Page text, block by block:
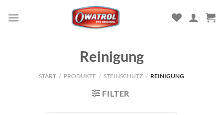
Inhalt
Reinigung
START / PRODUKTE / STEINSCHUTZ / REINIGUNG
FILTER